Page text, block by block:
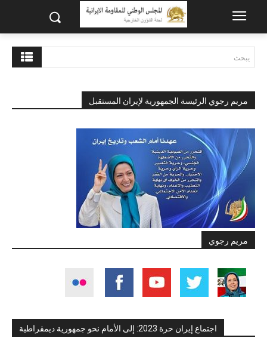
يبحث
مريم رجوي الرئيسة الجمهورية لإيران المستقبل
مريم رجوي
اجتماع إيران حرة 2023: إلى الأمام نحو جمهورية ديمقراطية